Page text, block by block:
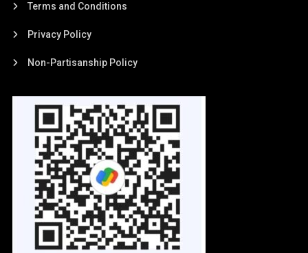
Terms and Conditions
Privacy Policy
Non-Partisanship Policy